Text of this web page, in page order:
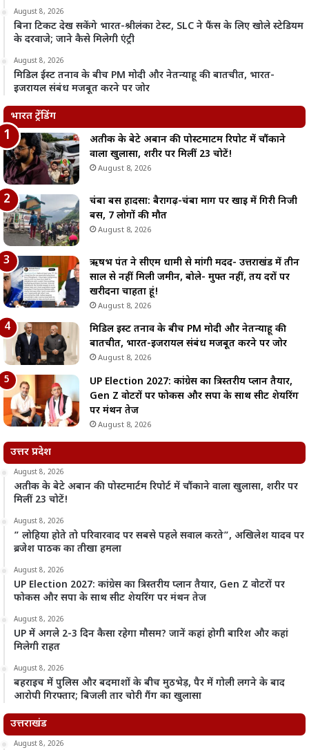
August 8, 2026
बिना टिकट देख सकेंगे भारत-श्रीलंका टेस्ट, SLC ने फैंस के लिए खोले स्टेडियम
के दरवाजे; जाने कैसे मिलेगी एंट्री
August 8, 2026
मिडिल ईस्ट तनाव के बीच PM मोदी और नेतन्याहू की बातचीत, भारत-
इजरायल संबंध मजबूत करने पर जोर
भारत ट्रेंडिंग
अतीक के बेटे अबान की पोस्टमार्टम रिपोर्ट में चौंकाने
वाला खुलासा, शरीर पर मिलीं 23 चोटें!
August 8, 2026
चंबा बस हादसा: बैरागढ़-चंबा मार्ग पर खाई में गिरी निजी
बस, 7 लोगों की मौत
August 8, 2026
ऋषभ पंत ने सीएम धामी से मांगी मदद- उत्तराखंड में तीन
साल से नहीं मिली जमीन, बोले- मुफ्त नहीं, तय दरों पर
खरीदना चाहता हूं!
August 8, 2026
मिडिल ईस्ट तनाव के बीच PM मोदी और नेतन्याहू की
बातचीत, भारत-इजरायल संबंध मजबूत करने पर जोर
August 8, 2026
UP Election 2027: कांग्रेस का त्रिस्तरीय प्लान तैयार,
Gen Z वोटरों पर फोकस और सपा के साथ सीट शेयरिंग
पर मंथन तेज
August 8, 2026
उत्तर प्रदेश
August 8, 2026
अतीक के बेटे अबान की पोस्टमार्टम रिपोर्ट में चौंकाने वाला खुलासा, शरीर पर
मिलीं 23 चोटें!
August 8, 2026
” लोहिया होते तो परिवारवाद पर सबसे पहले सवाल करते”, अखिलेश यादव पर
ब्रजेश पाठक का तीखा हमला
August 8, 2026
UP Election 2027: कांग्रेस का त्रिस्तरीय प्लान तैयार, Gen Z वोटरों पर
फोकस और सपा के साथ सीट शेयरिंग पर मंथन तेज
August 8, 2026
UP में अगले 2-3 दिन कैसा रहेगा मौसम? जानें कहां होगी बारिश और कहां
मिलेगी राहत
August 8, 2026
बहराइच में पुलिस और बदमाशों के बीच मुठभेड़, पैर में गोली लगने के बाद
आरोपी गिरफ्तार; बिजली तार चोरी गैंग का खुलासा
उत्तराखंड
August 8, 2026